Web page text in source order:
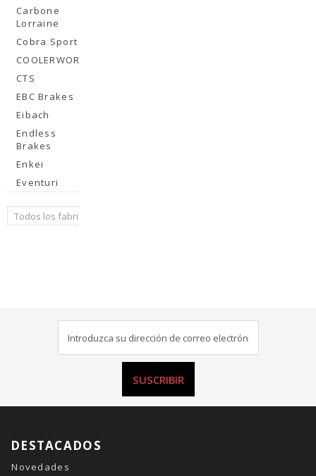
Carbone
Lorraine
Cobra Sport
COOLERWORX
CTS
EBC Brakes
Eibach
Endless
Brakes
Enkei
Eventuri
SUSCRIBIR
DESTACADOS
Novedades